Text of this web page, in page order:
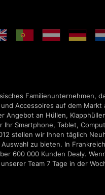
Familienunternehmen,
Accessoires auf dem Markt
Angebot an Hüllen,
Ihr Smartphone, Tablet,
stellen wir Ihnen täglich
zu bieten. In
600 000 Kunden Dealy.
Team 7 Tage in der